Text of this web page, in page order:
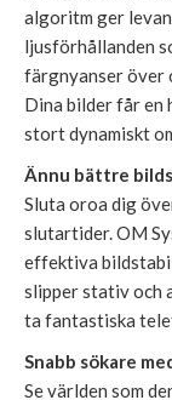
algoritm ger
ljusförhållanden
färgnyanser
Dina bilder får en
stort dynamiskt
Ännu bättre
Sluta oroa dig
slutartider. OM
effektiva
slipper stativ och
ta fantastiska
Snabb sökare
Se världen som